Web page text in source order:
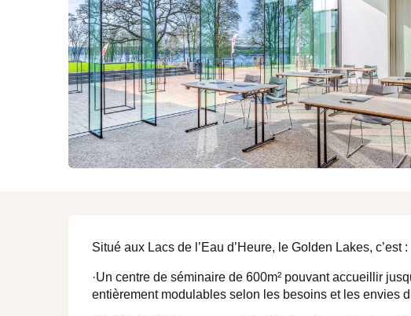
Mons et sa région
région
ENJOY
Description
Situé aux Lacs de l’Eau d’Heure, le Golden Lakes, c’est :
·Un centre de séminaire de 600m² pouvant accueillir
entièrement modulables selon les besoins et les envies